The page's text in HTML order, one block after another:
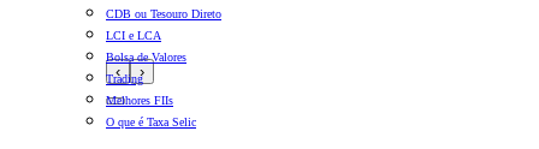
‹ ›
CDB ou Tesouro Direto
LCI e LCA
Bolsa de Valores
Trading
Melhores FIIs
O que é Taxa Selic